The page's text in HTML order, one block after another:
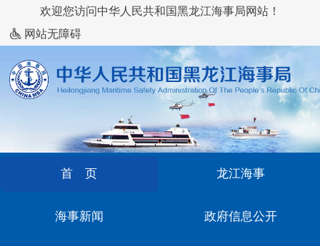
欢迎您访问中华人民共和国黑龙江海事局网站！
网站无障碍
首 页 龙江海事
海事新闻 政府信息公开